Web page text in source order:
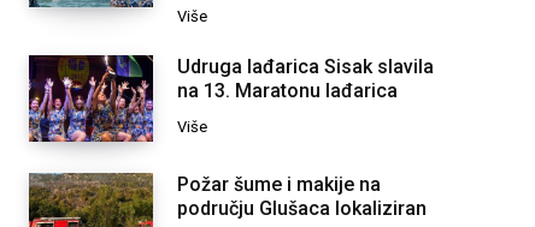
Više
Udruga lađarica Sisak slavila
na 13. Maratonu lađarica
Više
Požar šume i makije na
području Glušaca lokaliziran